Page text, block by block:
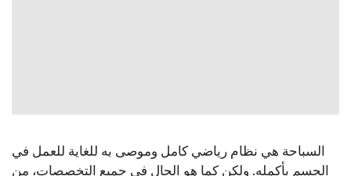
السباحة هي نظام رياضي كامل وموصى به للغاية للعمل في
الجسم بأكمله. ولكن كما هو الحال في جميع التخصصات، من